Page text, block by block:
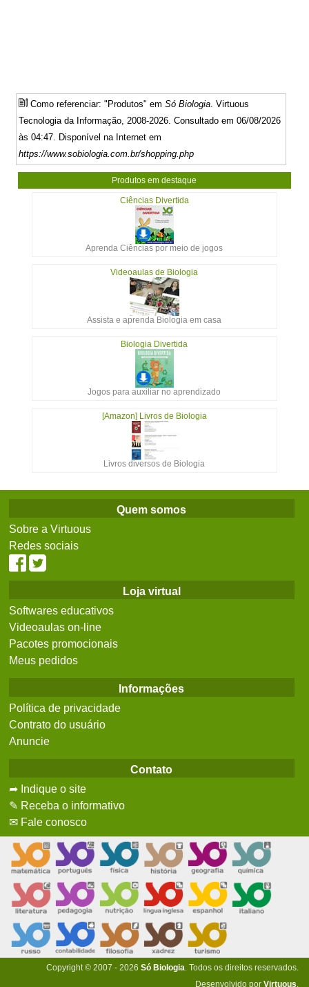
Como referenciar: "Produtos" emSó Biologia. Virtuous
Tecnologia da Informação, 2008-2026. Consultado em 06/08/2026
às 04:47. Disponível na Internet em
https://www.sobiologia.com.br/shopping.php
Produtos em destaque
Ciências Divertida
Aprenda Ciências por meio de jogos
Videoaulas de Biologia
Assista e aprenda Biologia em casa
Biologia Divertida
Jogos para auxiliar no aprendizado
[Amazon] Livros de Biologia
Livros diversos de Biologia
Quem somos
Sobre a Virtuous
Redes sociais
Loja virtual
Softwares educativos
Videoaulas on-line
Pacotes promocionais
Meus pedidos
Informações
Política de privacidade
Contrato do usuário
Anuncie
Contato
➦ Indique o site
✎ Receba o informativo
✉ Fale conosco
Copyright © 2007 - 2026 Só Biologia. Todos os direitos reservados.
Desenvolvido por Virtuous.